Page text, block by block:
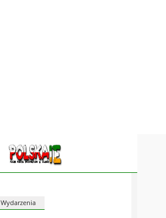
Wydarzenia